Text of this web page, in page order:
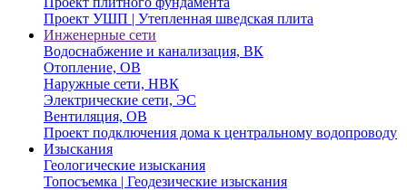
Проект УШП | Утепленная шведская плита
Инженерные сети
Водоснабжение и канализация, ВК
Отопление, ОВ
Наружные сети, НВК
Электрические сети, ЭС
Вентиляция, ОВ
Проект подключения дома к центральному водопроводу
Изыскания
Геологические изыскания
Топосъемка | Геодезические изыскания